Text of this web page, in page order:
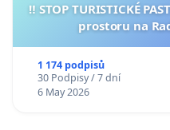
‼️ STOP TURISTICKÉ
prostoru na
1 174 podpisů
30 Podpisy / 7 dní
6 May 2026